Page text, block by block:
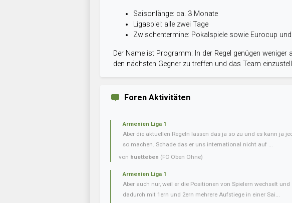
Saisonlänge: ca. 3 Monate
Ligaspiel: alle zwei Tage
Zwischentermine: Pokalspiele sowie Eurocup
Der Name ist Programm: In der Regel genügen
den nächsten Gegner zu treffen und das Team
Foren Aktivitäten
Armenien Liga 1
Aber die aktuellen Regeln lassen das ja so zu und es kann ja
so machen. Schade das er uns international nicht auf ...
von huetteben (FC Oben Ohne)
Armenien Liga 1
Aber auch nur, weil er die Positionen von Spielern wechselt und
dadurch mit 1ern und 2ern mehrere Aufstiege in einer Sai...